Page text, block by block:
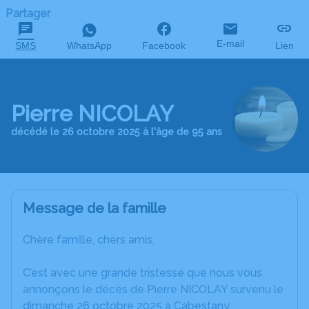
Partager
SMS WhatsApp Facebook E-mail Lien
Pierre NICOLAY
décédé le 26 octobre 2025 à l'âge de 95 ans
Message de la famille
Chère famille, chers amis,
C’est avec une grande tristesse que nous vous
annonçons le décès de Pierre NICOLAY survenu le
dimanche 26 octobre 2025 à Cabestany.